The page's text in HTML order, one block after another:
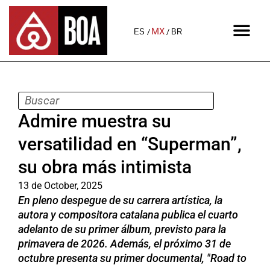
ES MX BR
Admire muestra su
versatilidad en “Superman”,
su obra más intimista
13 de October, 2025
En pleno despegue de su carrera artística, la
autora y compositora catalana publica el cuarto
adelanto de su primer álbum, previsto para la
primavera de 2026. Además, el próximo 31 de
octubre presenta su primer documental, "Road to